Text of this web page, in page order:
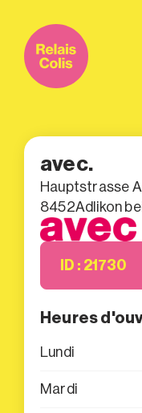
avec.
Hauptstrasse
8452Adlikon
ID : 21730
Heures
Lundi
Mardi